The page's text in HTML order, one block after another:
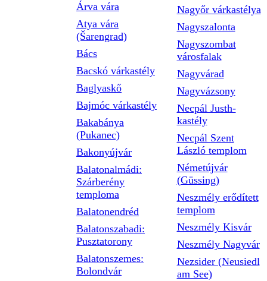
Árva vára
Atya vára
(Šarengrad)
Bács
Bacskó várkastély
Baglyaskő
Bajmóc várkastély
Bakabánya
(Pukanec)
Bakonyújvár
Balatonalmádi:
Szárberény
temploma
Balatonendréd
Balatonszabadi:
Pusztatorony
Balatonszemes:
Bolondvár
Nagyőr várkastélya
Nagyszalonta
Nagyszombat
városfalak
Nagyvárad
Nagyvázsony
Necpál Justh-
kastély
Necpál Szent
László templom
Németújvár
(Güssing)
Neszmély erődített
templom
Neszmély Kisvár
Neszmély Nagyvár
Nezsider (Neusiedl
am See)